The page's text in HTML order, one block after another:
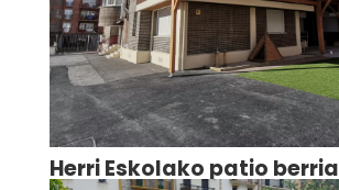
Herri Eskolako patio berria